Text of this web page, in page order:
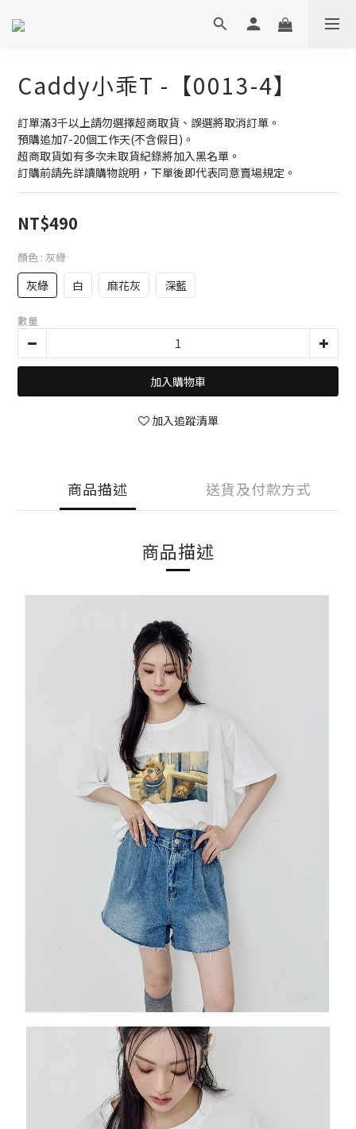
Caddy小乖T -【0013-4】
訂單滿3千以上請勿選擇超商取貨、誤選將取消訂單。
預購追加7-20個工作天(不含假日)。
超商取貨如有多次未取貨紀錄將加入黑名單。
訂購前請先詳讀購物說明，下單後即代表同意賣場規定。
NT$490
顏色 : 灰綠
灰綠 白 麻花灰 深藍
數量
加入購物車
加入追蹤清單
商品描述 送貨及付款方式
商品描述